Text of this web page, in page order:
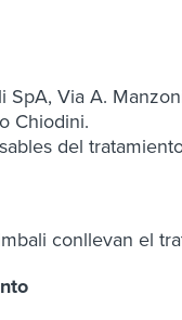
Via A.
Chiodini.
del
conllevan el